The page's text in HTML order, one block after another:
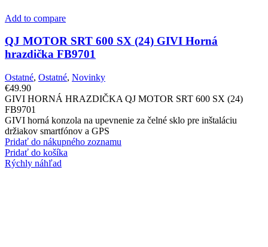
Add to compare
QJ MOTOR SRT 600 SX (24) GIVI Horná
hrazdička FB9701
Ostatné, Ostatné, Novinky
€49.90
GIVI HORNÁ HRAZDIČKA QJ MOTOR SRT 600 SX (24)
FB9701
GIVI horná konzola na upevnenie za čelné sklo pre inštaláciu
držiakov smartfónov a GPS
Pridať do nákupného zoznamu
Pridať do košíka
Rýchly náhľad